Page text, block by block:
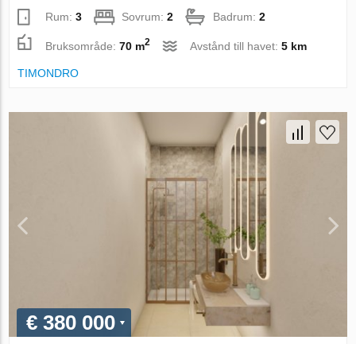
Rum:3 Sovrum:2 Badrum:2
Bruksområde:70 m2 Avstånd till havet:5 km
TIMONDRO
€ 380 000